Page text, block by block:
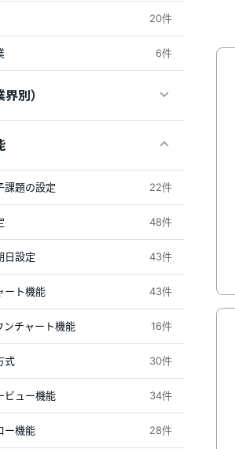
20件
6件
別）
課題の設定 22件
48件
日設定 43件
ート機能 43件
ンチャート機能 16件
式 30件
ビュー機能 34件
ー機能 28件